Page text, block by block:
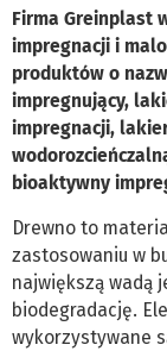
Firma Greinplast
impregnacji i
produktów o
impregnujący,
impregnacji,
bioaktywny
Drewno to
zastosowaniu w
największą wadą
biodegradację.
wykorzystywane